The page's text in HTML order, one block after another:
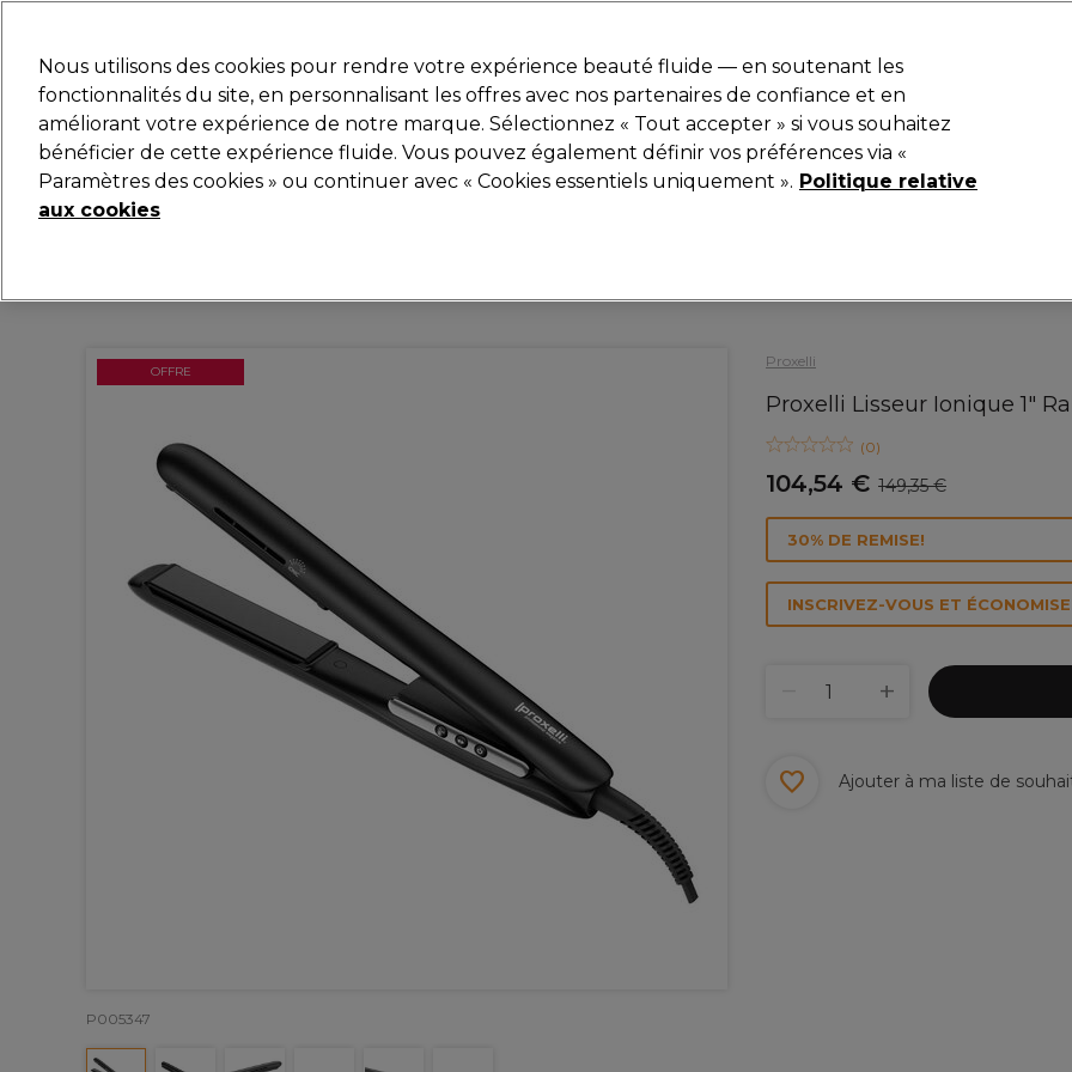
Rechercher
Marques Bons plans Coiffure Electro et Matériel Equipement de salon Beauté Hommes
Livraison et délais
Proxelli
Proxelli Lisseur Ionique 1"
(0)
104,54 € 149,35 €
OFFRE
P005347
30% DE REMISE!
INSCRIVEZ-VOUS ET
Ajouter à ma liste de
Nous utilisons des cookies pour rendre votre expérience beauté fluide — en soutenant les
fonctionnalités du site, en personnalisant les offres avec nos partenaires de confiance et en
améliorant votre expérience de notre marque. Sélectionnez « Tout accepter » si vous souhaitez
bénéficier de cette expérience fluide. Vous pouvez également définir vos préférences via «
Paramètres des cookies » ou continuer avec « Cookies essentiels uniquement ». Politique relative
aux cookies